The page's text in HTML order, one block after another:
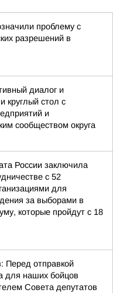
проблему с
разрешений в
диалог и
круглый стол с
и
сообществом округа
России заключила
с 52
для
за выборами в
которые пройдут с 18
Перед отправкой
для наших бойцов
Совета депутатов